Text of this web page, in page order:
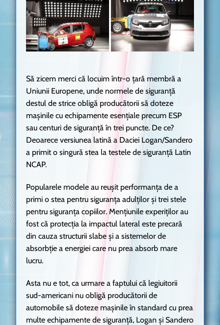
Să zicem merci că locuim într-o țară membră a
Uniunii Europene, unde normele de siguranță
destul de strice obligă producătorii să doteze
mașinile cu echipamente esențiale precum ESP
sau centuri de siguranță în trei puncte. De ce?
Deoarece versiunea latină a Daciei Logan/Sandero
a primit o singură stea la testele de siguranță Latin
NCAP.
Popularele modele au reușit performanța de a
primi o stea pentru siguranța adulților și trei stele
pentru siguranța copiilor. Mențiunile experiților au
fost că protecția la impactul lateral este precară
din cauza structurii slabe și a sistemelor de
absorbție a energiei care nu prea absorb mare
lucru.
Asta nu e tot, ca urmare a faptului că legiuitorii
sud-americani nu obligă producătorii de
automobile să doteze mașinile în standard cu prea
multe echipamente de siguranță, Logan și Sandero